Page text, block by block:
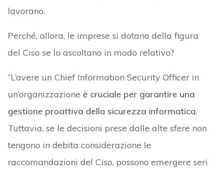
lavorano.
Perché, allora, le imprese si dotano della figura
del Ciso se lo ascoltano in modo relativo?
“L’avere un Chief Information Security Officer in
un’organizzazione è cruciale per garantire una
gestione proattiva della sicurezza informatica.
Tuttavia, se le decisioni prese dalle alte sfere non
tengono in debita considerazione le
raccomandazioni del Ciso, possono emergere seri